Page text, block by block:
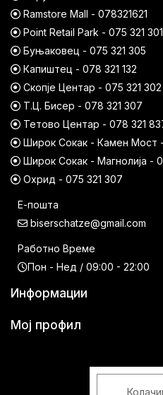
Ramstore Mall - 078321621
Point Retail Park - 075 321 301
Буњаковец - 075 321 305
Капиштец - 078 321 132
Скопје Центар - 075 321 302
Т.Ц. Бисер - 078 321 307
Тетово Центар - 078 321
Широк Сокак - Камен Мост -
Широк Сокак - Магнолија -
Охрид - 075 321 307
Е-пошта
biserschatze@gmail.com
Работно Време
Пон - Нед / 09:00 - 22:00
Информации
Мој профил